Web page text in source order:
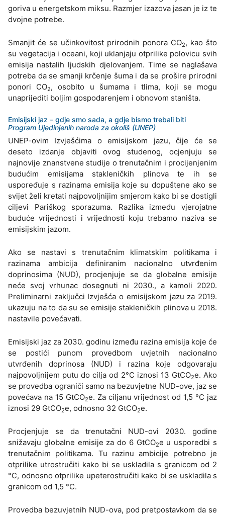
goriva u energetskom miksu. Razmjer izazova jasan je iz te
dvojne potrebe.
Smanjit će se učinkovitost prirodnih ponora CO2, kao što
su vegetacija i oceani, koji uklanjaju otprilike polovicu svih
emisija nastalih ljudskih djelovanjem. Time se naglašava
potreba da se smanji krčenje šuma i da se prošire prirodni
ponori CO2, osobito u šumama i tlima, koji se mogu
unaprijediti boljim gospodarenjem i obnovom staništa.
Emisijski jaz – gdje smo sada, a gdje bismo trebali biti
Program Ujedinjenih naroda za okoliš (UNEP)
UNEP-ovim Izvješćima o emisijskom jazu, čije će se
deseto izdanje objaviti ovog studenog, ocjenjuju se
najnovije znanstvene studije o trenutačnim i procijenjenim
budućim emisijama stakleničkih plinova te ih se
uspoređuje s razinama emisija koje su dopuštene ako se
svijet želi kretati najpovoljnijim smjerom kako bi se dostigli
ciljevi Pariškog sporazuma. Razlika između vjerojatne
buduće vrijednosti i vrijednosti koju trebamo naziva se
emisijskim jazom.
Ako se nastavi s trenutačnim klimatskim politikama i
razinama ambicija definiranim nacionalno utvrđenim
doprinosima (NUD), procjenjuje se da globalne emisije
neće svoj vrhunac dosegnuti ni 2030., a kamoli 2020.
Preliminarni zaključci Izvješća o emisijskom jazu za 2019.
ukazuju na to da su se emisije stakleničkih plinova u 2018.
nastavile povećavati.
Emisijski jaz za 2030. godinu između razina emisija koje će
se postići punom provedbom uvjetnih nacionalno
utvrđenih doprinosa (NUD) i razina koje odgovaraju
najpovoljnijem putu do cilja od 2°C iznosi 13 GtCO2e. Ako
se provedba ograniči samo na bezuvjetne NUD-ove, jaz se
povećava na 15 GtCO2e. Za ciljanu vrijednost od 1,5 °C jaz
iznosi 29 GtCO2e, odnosno 32 GtCO2e.
Procjenjuje se da trenutačni NUD-ovi 2030. godine
snižavaju globalne emisije za do 6 GtCO2e u usporedbi s
trenutačnim politikama. Tu razinu ambicije potrebno je
otprilike utrostručiti kako bi se uskladila s granicom od 2
°C, odnosno otprilike upeterostručiti kako bi se uskladila s
granicom od 1,5 °C.
Provedba bezuvjetnih NUD-ova, pod pretpostavkom da se